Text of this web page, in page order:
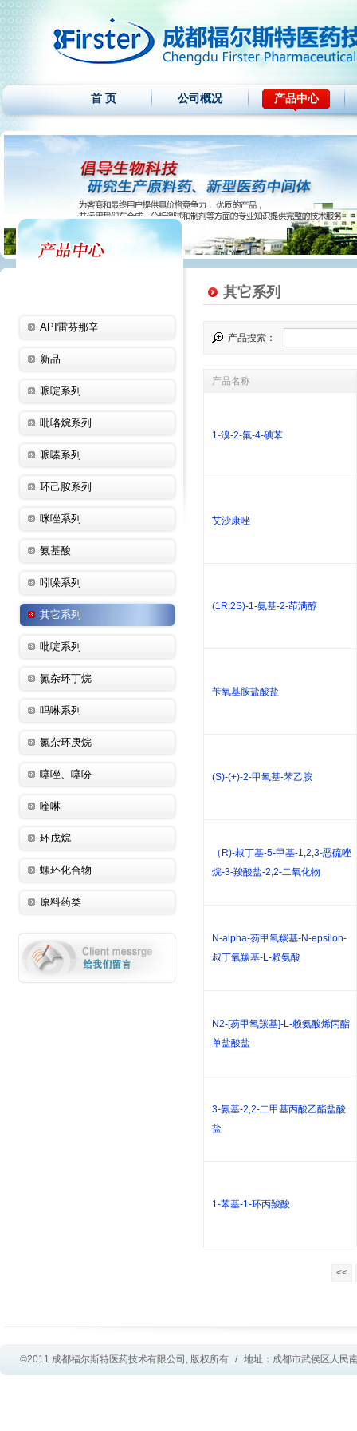
首 页 公司概况 产品中心
API雷芬那辛
新品
哌啶系列
吡咯烷系列
哌嗪系列
环己胺系列
咪唑系列
氨基酸
吲哚系列
其它系列
吡啶系列
氮杂环丁烷
吗啉系列
氮杂环庚烷
噻唑、噻吩
喹啉
环戊烷
螺环化合物
原料药类
其它系列
产品搜索：
产品名称
1-溴-2-氟-4-碘苯
艾沙康唑
(1R,2S)-1-氨基-2-茚满醇
苄氧基胺盐酸盐
(S)-(+)-2-甲氧基-苯乙胺
（R)-叔丁基-5-甲基-1,2,3-恶硫唑
烷-3-羧酸盐-2,2-二氧化物
N-alpha-芴甲氧羰基-N-epsilon-
叔丁氧羰基-L-赖氨酸
N2-[芴甲氧羰基]-L-赖氨酸烯丙酯
单盐酸盐
3-氨基-2,2-二甲基丙酸乙酯盐酸
盐
1-苯基-1-环丙羧酸
<<
©2011 成都福尔斯特医药技术有限公司, 版权所有 / 地址：成都市武侯区人民